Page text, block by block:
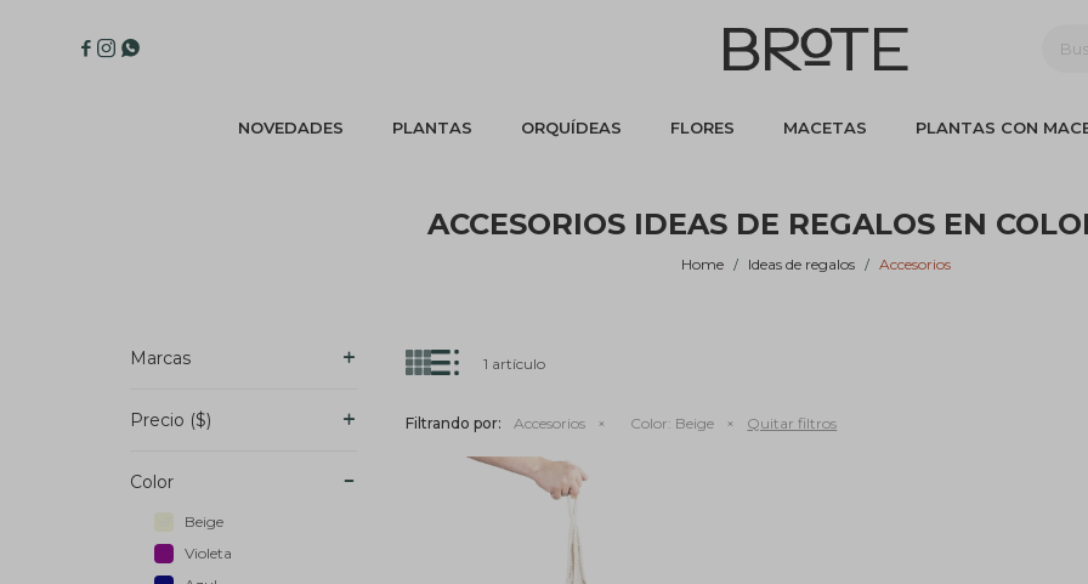
NOVEDADES PLANTAS ORQUÍDEAS FLORES MACETAS PLANTAS CON
  
ACCESORIOS IDEAS DE REGALOS EN
Home Ideas de regalos Accesorios
1 artículo
Filtrando por: Accesorios Color: Beige Quitar filtros
Marcas
Precio ($)
Color
Beige
Violeta